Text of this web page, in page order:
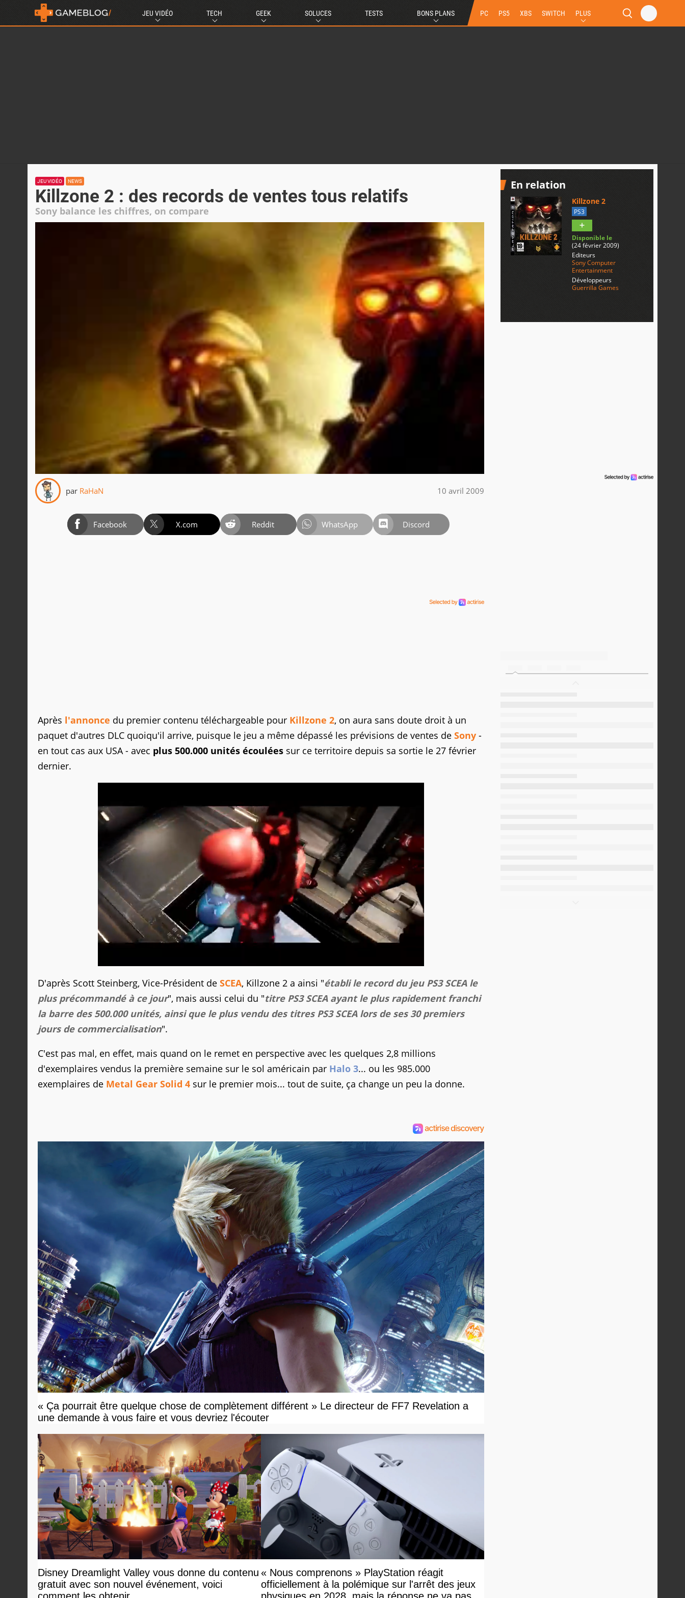
JEU VIDÉO TECH GEEK SOLUCES TESTS BONS PLANS PC PS5 XBS SWITCH PLUS
JEU VIDÉO NEWS
Killzone 2 : des records de ventes tous relatifs
Sony balance les chiffres, on compare
par RaHaN 10 avril 2009
Facebook X.com Reddit WhatsApp Discord
Après l'annonce du premier contenu téléchargeable pour Killzone 2, on aura sans doute droit à un
paquet d'autres DLC quoiqu'il arrive, puisque le jeu a même dépassé les prévisions de ventes de Sony -
en tout cas aux USA - avec plus 500.000 unités écoulées sur ce territoire depuis sa sortie le 27 février
dernier.
D'après Scott Steinberg, Vice-Président de SCEA, Killzone 2 a ainsi "établi le record du jeu PS3 SCEA le
plus précommandé à ce jour", mais aussi celui du "titre PS3 SCEA ayant le plus rapidement franchi
la barre des 500.000 unités, ainsi que le plus vendu des titres PS3 SCEA lors de ses 30 premiers
jours de commercialisation".
C'est pas mal, en effet, mais quand on le remet en perspective avec les quelques 2,8 millions
d'exemplaires vendus la première semaine sur le sol américain par Halo 3... ou les 985.000
exemplaires de Metal Gear Solid 4 sur le premier mois... tout de suite, ça change un peu la donne.
« Ça pourrait être quelque chose de complètement différent » Le directeur de FF7 Revelation a
une demande à vous faire et vous devriez l'écouter
Disney Dreamlight Valley vous donne du contenu
gratuit avec son nouvel événement, voici
« Nous comprenons » PlayStation réagit
officiellement à la polémique sur l'arrêt des jeux
En relation
Killzone 2
PS3
Disponible le
(24 février 2009)
Editeurs
Sony Computer
Entertainment
Développeurs
Guerrilla Games